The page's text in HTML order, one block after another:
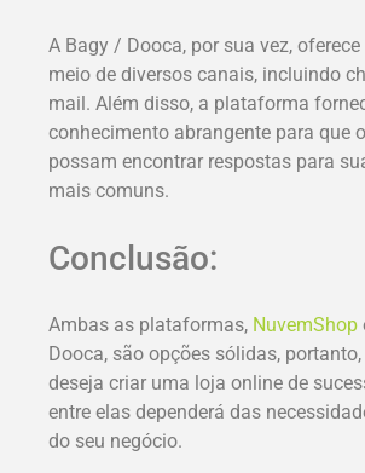
A Bagy / Dooca, por sua vez,
meio de diversos canais, incluindo
mail. Além disso, a plataforma
conhecimento abrangente para que
possam encontrar respostas para
mais comuns.
Conclusão:
Ambas as plataformas, NuvemShop
Dooca, são opções sólidas,
deseja criar uma loja online de
entre elas dependerá das
do seu negócio.